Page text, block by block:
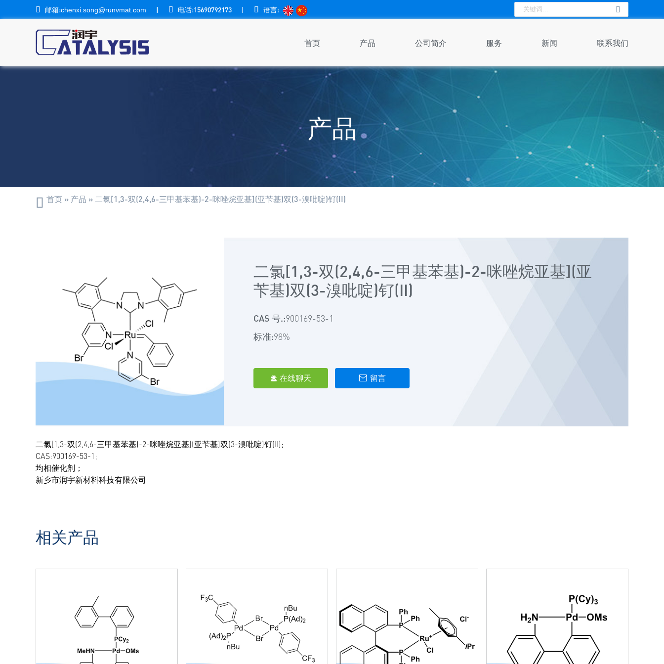
 邮箱:chenxi.song@runvmat.com |  电话:15690792173 |  语言:
首页 产品 公司简介 服务 新闻 联系我们
产品
 首页 » 产品 » 二氯[1,3-双(2,4,6-三甲基苯基)-2-咪唑烷亚基](亚苄基)双(3-溴吡啶)钌(II)
二氯[1,3-双(2,4,6-三甲基苯基)-2-咪唑烷亚基](亚
苄基)双(3-溴吡啶)钌(II)
CAS 号.:900169-53-1
标准:98%
 在线聊天  留言
二氯[1,3-双(2,4,6-三甲基苯基)-2-咪唑烷亚基](亚苄基)双(3-溴吡啶)钌(II);
CAS:900169-53-1;
均相催化剂；
新乡市润宇新材料科技有限公司
相关产品